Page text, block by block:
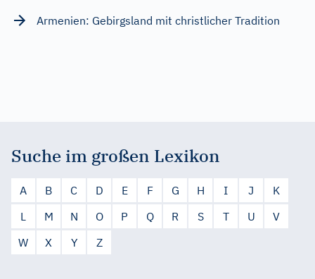
Armenien: Gebirgsland mit christlicher Tradition
Suche im großen Lexikon
A B C D E F G H I J
K
L
M N O P Q R S T U
V
W
X Y Z